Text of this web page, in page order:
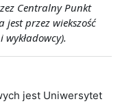
Centralny Punkt
jest przez wiekszość
jest Uniwersytet